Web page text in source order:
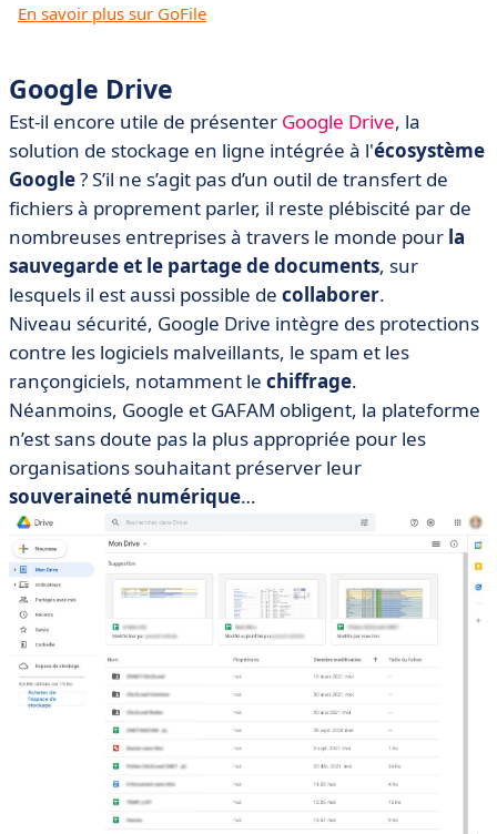
En savoir plus sur GoFile
Google Drive
Est-il encore utile de présenter Google Drive, la
solution de stockage en ligne intégrée à l'écosystème
Google? S’il ne s’agit pas d’un outil de transfert de
fichiers à proprement parler, il reste plébiscité par de
nombreuses entreprises à travers le monde pour la
sauvegarde et le partage de documents, sur
lesquels il est aussi possible de collaborer.
Niveau sécurité, Google Drive intègre des protections
contre les logiciels malveillants, le spam et les
rançongiciels, notamment le chiffrage.
Néanmoins, Google et GAFAM obligent, la plateforme
n’est sans doute pas la plus appropriée pour les
organisations souhaitant préserver leur
souveraineté numérique…